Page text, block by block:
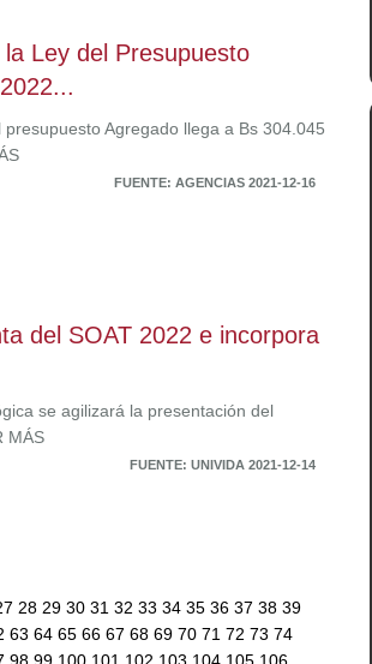
Ley del Presupuesto
Agregado llega a Bs 304.045
FUENTE: AGENCIAS 2021-12-16
del SOAT 2022 e incorpora
se agilizará la presentación del
MÁS
FUENTE: UNIVIDA 2021-12-14
28 29 30 31 32 33 34 35 36 37 38 39
63 64 65 66 67 68 69 70 71 72 73 74